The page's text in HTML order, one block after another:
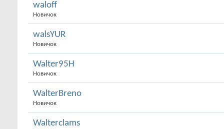
waloff
Новичок
walsYUR
Новичок
Walter95H
Новичок
WalterBreno
Новичок
Walterclams